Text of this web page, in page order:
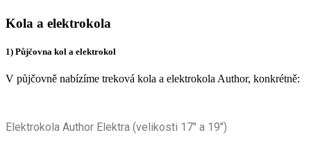
Kola a elektrokola
1) Půjčovna kol a elektrokol
V půjčovně nabízíme treková kola a elektrokola Author, konkrétně:
Elektrokola Author Elektra (velikosti 17″ a 19″)